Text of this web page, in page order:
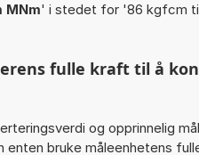
MNm' i stedet for '86 kgfcm
fulle kraft til å
og opprinnelig
bruke måleenhetens